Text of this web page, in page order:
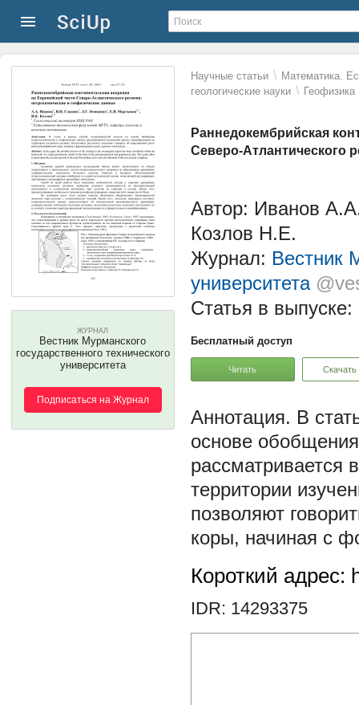
Научные статьи \ Математика.
геологические науки \ Геофизика
Раннедокембрийская
Северо-Атлантического
ЖУРНАЛ
Вестник Мурманского
государственного технического
университета
Подписаться на Журнал
Автор: Иванов
Козлов Н.Е.
Журнал: Вестник
университета
Статья в выпуске:
Бесплатный доступ
Читать Скачать
В
основе
рассматривается
территории
позволяют
коры, начиная с
Короткий адрес:
IDR: 14293375